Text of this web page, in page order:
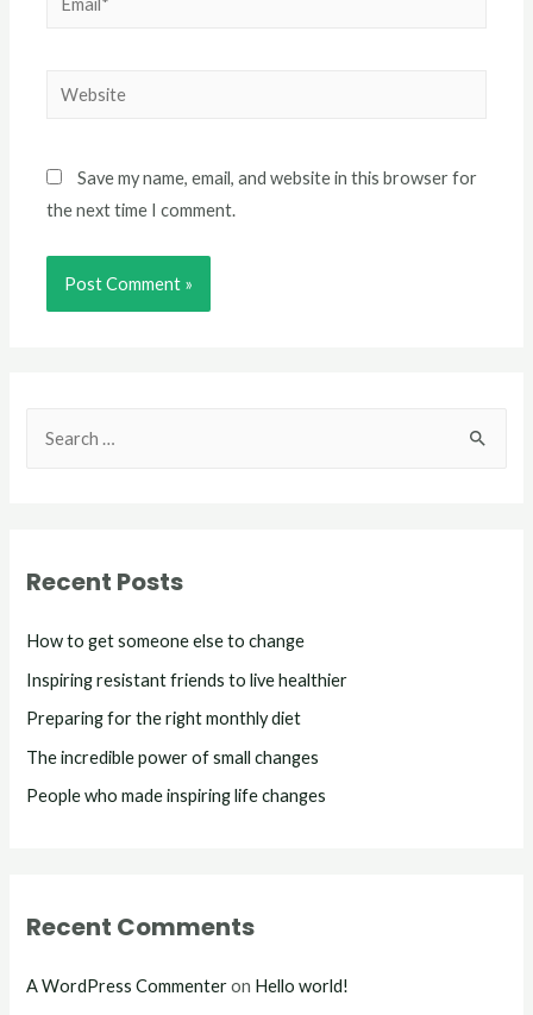
Save my name, email, and website in this browser for
the next time I comment.
Recent Posts
How to get someone else to change
Inspiring resistant friends to live healthier
Preparing for the right monthly diet
The incredible power of small changes
People who made inspiring life changes
Recent Comments
A WordPress Commenteron Hello world!